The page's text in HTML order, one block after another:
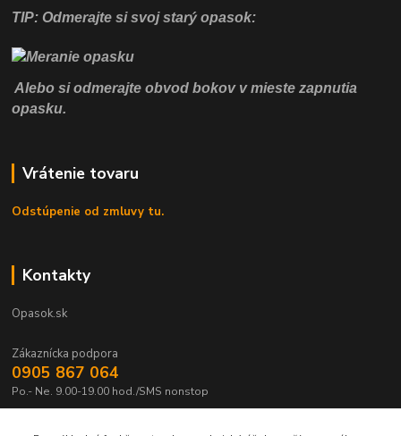
TIP: Odmerajte si svoj starý opasok:
Alebo si odmerajte obvod bokov v mieste zapnutia
opasku.
Vrátenie tovaru
Odstúpenie od zmluvy tu.
Kontakty
Opasok.sk
Zákaznícka podpora
0905 867 064
Po.- Ne. 9.00-19.00 hod./SMS nonstop